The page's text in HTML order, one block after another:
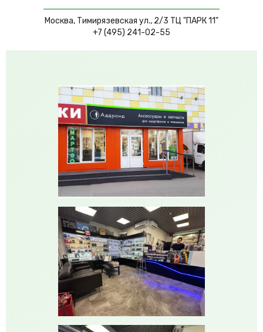
Москва, Тимирязевская ул., 2/3 ТЦ "ПАРК 11"
+7 (495) 241-02-55